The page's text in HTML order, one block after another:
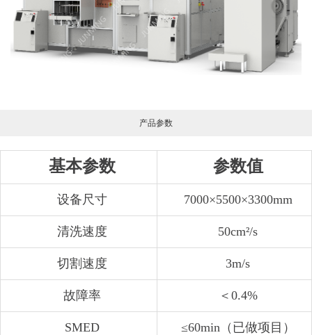
产品参数
基本参数 参数值
设备尺寸 7000×5500×3300mm
清洗速度 50cm²/s
切割速度 3m/s
故障率 ＜0.4%
SMED ≤60min（已做项目）